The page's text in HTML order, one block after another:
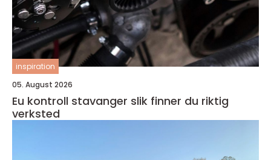
inspiration
05. August 2026
Eu kontroll stavanger slik finner du riktig
verksted